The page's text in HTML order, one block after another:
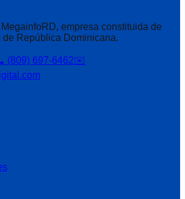
empresa constituida de
República Dominicana.
(809) 697-6462✉️